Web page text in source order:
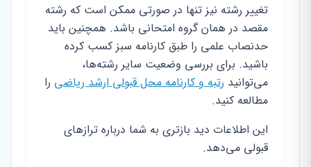
تغییر رشته نیز تنها در صورتی ممکن است که رشته
مقصد در همان گروه امتحانی باشد. همچنین باید
حدنصاب علمی را طبق کارنامه سبز کسب کرده
باشید. برای بررسی وضعیت سایر رشته‌ها،
می‌توانید رتبه و کارنامه محل قبولی ارشد ریاضی را
مطالعه کنید.
این اطلاعات دید بازتری به شما درباره ترازهای
قبولی می‌دهد.